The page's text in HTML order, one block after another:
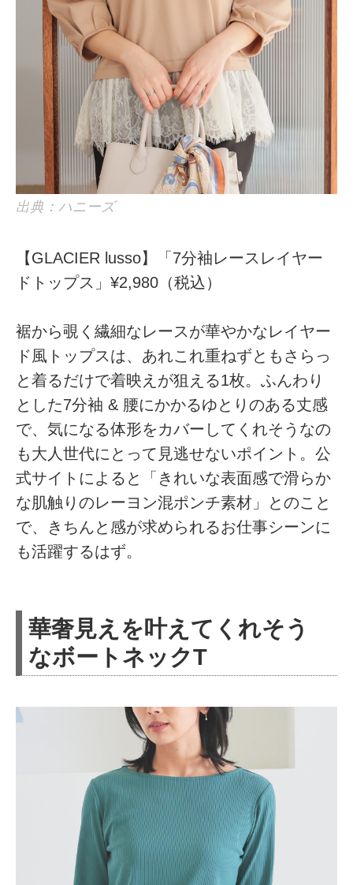
出典：ハニーズ
【GLACIER lusso】「7分袖レースレイヤー
ドトップス」¥2,980（税込）
裾から覗く繊細なレースが華やかなレイヤー
ド風トップスは、あれこれ重ねずともさらっ
と着るだけで着映えが狙える1枚。ふんわり
とした7分袖 & 腰にかかるゆとりのある丈感
で、気になる体形をカバーしてくれそうなの
も大人世代にとって見逃せないポイント。公
式サイトによると「きれいな表面感で滑らか
な肌触りのレーヨン混ポンチ素材」とのこと
で、きちんと感が求められるお仕事シーンに
も活躍するはず。
華奢見えを叶えてくれそう
なボートネックT